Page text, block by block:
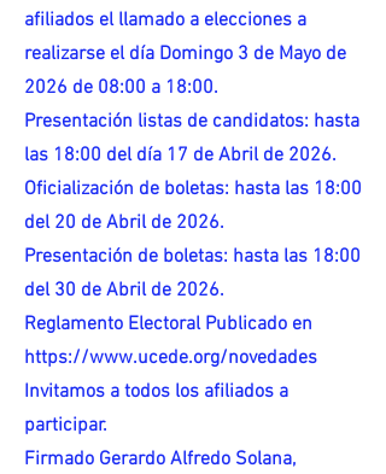
afiliados el llamado a elecciones a
realizarse el día Domingo 3 de Mayo de
2026 de 08:00 a 18:00.
Presentación listas de candidatos: hasta
las 18:00 del día 17 de Abril de 2026.
Oficialización de boletas: hasta las 18:00
del 20 de Abril de 2026.
Presentación de boletas: hasta las 18:00
del 30 de Abril de 2026.
Reglamento Electoral Publicado en
https://www.ucede.org/novedades
Invitamos a todos los afiliados a
participar.
Firmado Gerardo Alfredo Solana,